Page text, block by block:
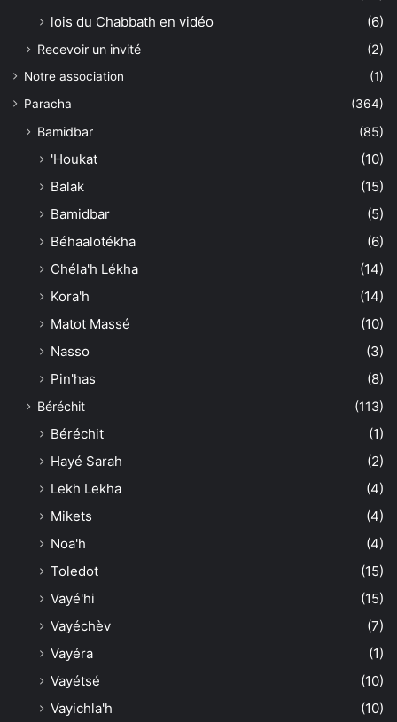
lois du Chabbath en vidéo (6)
Recevoir un invité (2)
Notre association
(1)
Paracha
(364)
Bamidbar (85)
'Houkat
(10)
Balak
(15)
Bamidbar
(5)
Béhaalotékha
(6)
Chéla'h Lékha
(14)
Kora'h
(14)
Matot Massé
(10)
Nasso
(3)
Pin'has
(8)
Béréchit (113)
Béréchit
(1)
Hayé Sarah
(2)
Lekh Lekha
(4)
Mikets
(4)
Noa'h
(4)
Toledot
(15)
Vayé'hi
(15)
Vayéchèv
(7)
Vayéra
(1)
Vayétsé
(10)
Vayichla'h
(10)